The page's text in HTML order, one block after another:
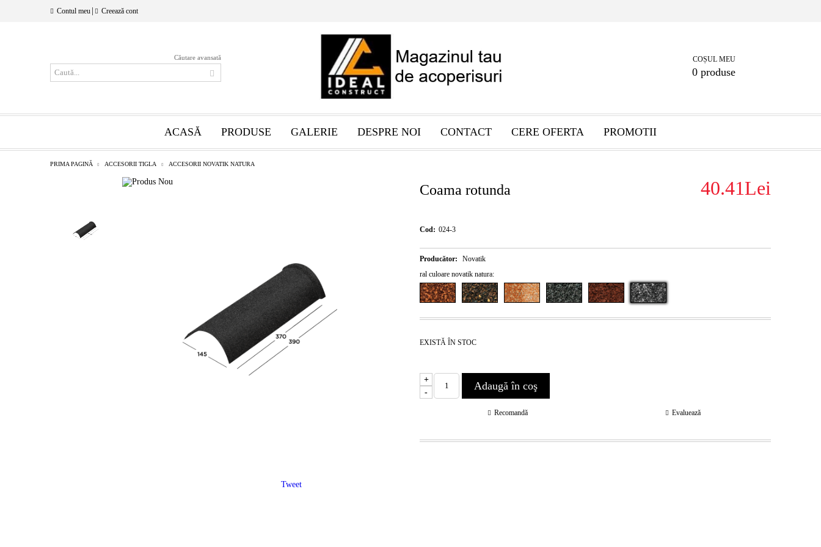
Contul meu Creează cont
Căutare avansată COȘUL MEU
0 produse
ACASĂ PRODUSE GALERIE DESPRE NOI CONTACT CERE OFERTA PROMOTII
PRIMA PAGINĂ ACCESORII TIGLA ACCESORII NOVATIK NATURA
Coama rotunda 40.41Lei
Cod: 024-3
Producător:
Novatik
ral culoare novatik natura:
EXISTĂ ÎN STOC
+
-
Recomandă Evaluează
Tweet